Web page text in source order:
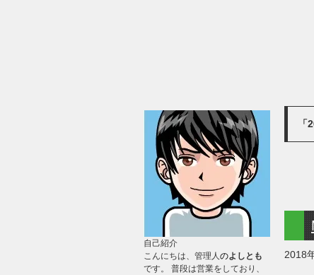
2018
自己紹介
こんにちは、管理人のよしとも
です。 普段は営業をしており、